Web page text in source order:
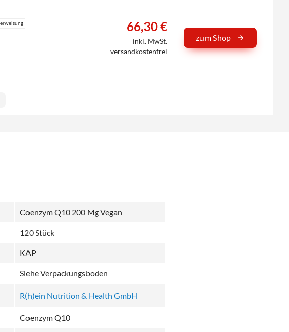
66,30 €
inkl. MwSt.
versandkostenfrei
zum Shop
Coenzym Q10 200 Mg Vegan
120 Stück
KAP
Siehe Verpackungsboden
R(h)ein Nutrition & Health GmbH
Coenzym Q10